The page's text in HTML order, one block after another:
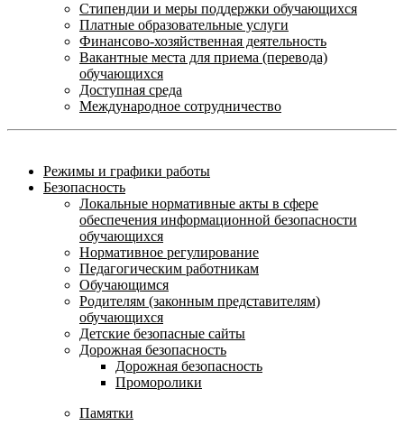
Стипендии и меры поддержки обучающихся
Платные образовательные услуги
Финансово-хозяйственная деятельность
Вакантные места для приема (перевода)
обучающихся
Доступная среда
Международное сотрудничество
Режимы и графики работы
Безопасность
Локальные нормативные акты в сфере
обеспечения информационной безопасности
обучающихся
Нормативное регулирование
Педагогическим работникам
Обучающимся
Родителям (законным представителям)
обучающихся
Детские безопасные сайты
Дорожная безопасность
Дорожная безопасность
Проморолики
Памятки